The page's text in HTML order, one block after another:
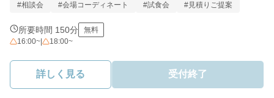
#相談会 #会場コーディネート #試食会 #見積りご提案
所要時間 150分
無料
16:00~
18:00~
詳しく見る 受付終了